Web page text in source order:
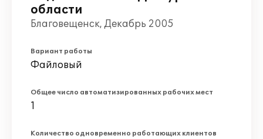
области
Благовещенск, Декабрь 2005
Вариант работы
Файловый
Общее число автоматизированных рабочих мест
1
Количество одновременно работающих клиентов